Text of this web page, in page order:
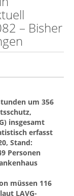
– Bisher
um 356
insgesamt
erfasst
Stand:
Personen
müssen 116
LAVG-